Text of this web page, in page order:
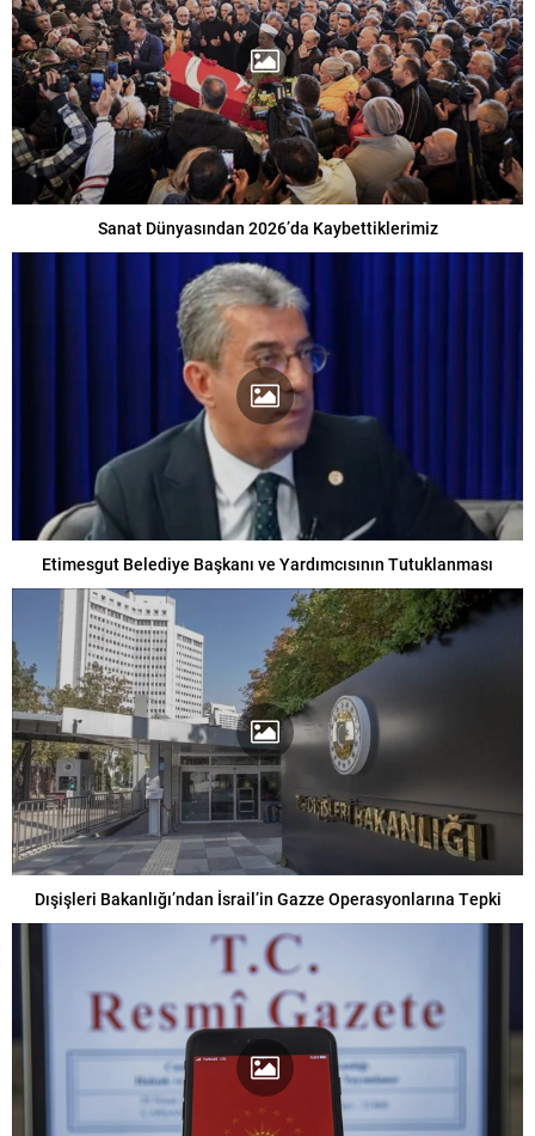
Sanat Dünyasından 2026’da Kaybettiklerimiz
Etimesgut Belediye Başkanı ve Yardımcısının Tutuklanması
Dışişleri Bakanlığı’ndan İsrail’in Gazze Operasyonlarına Tepki